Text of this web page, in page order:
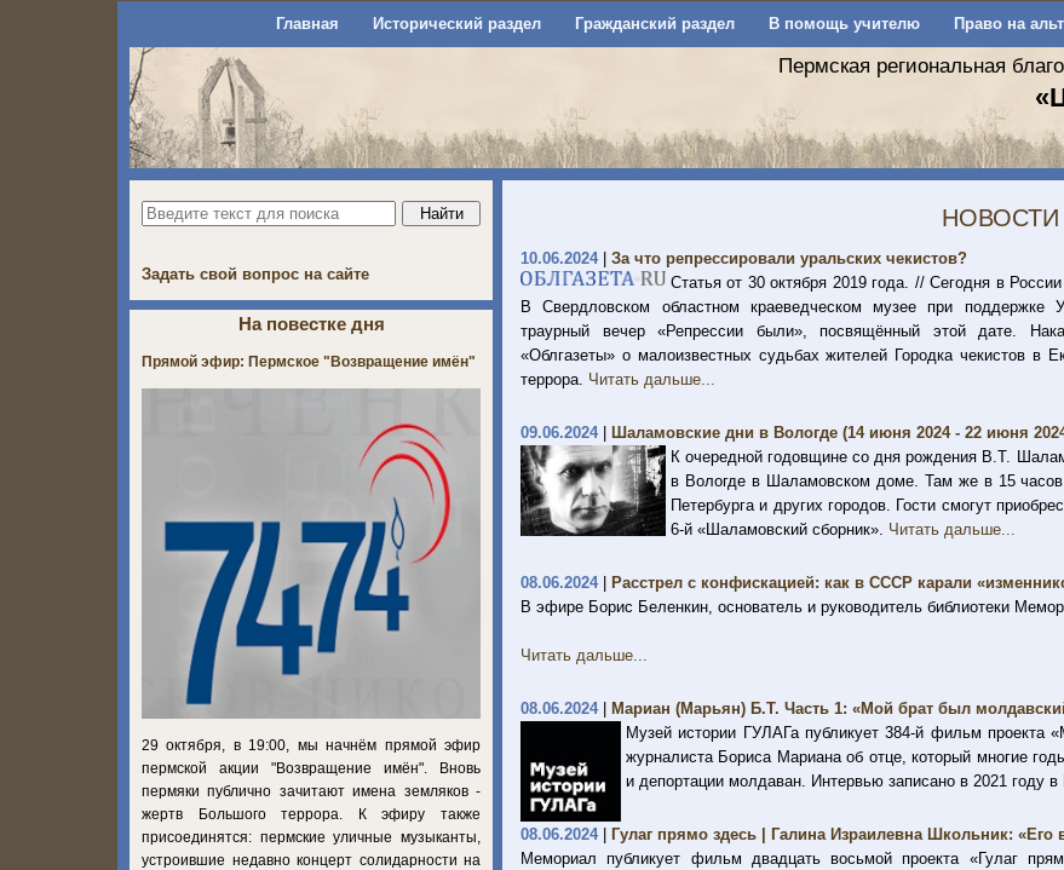
Главная Исторический раздел Гражданский раздел В помощь учителю Право на
Пермская региональная
НОВОСТИ
10.06.2024| За что репрессировали уральских чекистов?
Статья от 30 октября 2019 года. // Сегодня в
В Свердловском областном краеведческом музее при поддержке
траурный вечер «Репрессии были», посвящённый этой дате.
«Облгазеты» о малоизвестных судьбах жителей Городка чекистов в
террора. Читать дальше...
09.06.2024|
Шаламовские дни в Вологде (14 июня 2024 - 22 июня
К очередной годовщине со дня рождения В.Т.
в Вологде в Шаламовском доме. Там же в 15
Петербурга и других городов. Гости смогут
6-й «Шаламовский сборник». Читать дальше...
08.06.2024|
Расстрел с конфискацией: как в СССР карали
В эфире Борис Беленкин, основатель и руководитель библиотеки
Читать дальше...
08.06.2024|
Мариан (Марьян) Б.Т. Часть 1: «Мой брат был
Музей истории ГУЛАГа публикует 384-й фильм проекта
журналиста Бориса Мариана об отце, который многие
и депортации молдаван. Интервью записано в 2021 году
08.06.2024|
Гулаг прямо здесь | Галина Израилевна Школьник:
Мемориал публикует фильм двадцать восьмой проекта «Гулаг
Задать свой вопрос на сайте
На повестке дня
Прямой эфир: Пермское "Возвращение имён"
29 октября, в 19:00, мы начнём прямой эфир
пермской акции "Возвращение имён". Вновь
пермяки публично зачитают имена земляков -
жертв Большого террора. К эфиру также
присоединятся: пермские уличные музыканты,
устроившие недавно концерт солидарности на